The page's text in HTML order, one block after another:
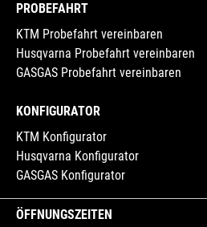
ÖFFNUNGSZEITEN
PROBEFAHRT
KTM Probefahrt vereinbaren
Husqvarna Probefahrt vereinbaren
GASGAS Probefahrt vereinbaren
KONFIGURATOR
KTM Konfigurator
Husqvarna Konfigurator
GASGAS Konfigurator